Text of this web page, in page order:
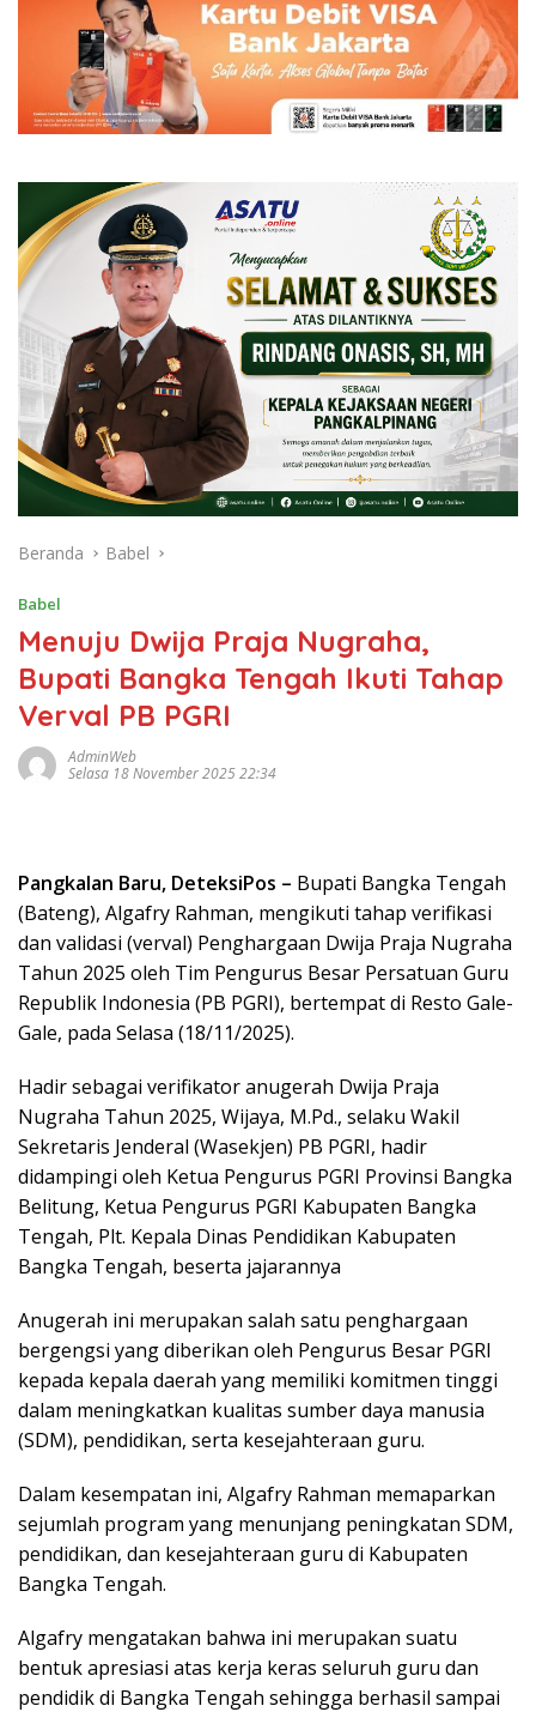
Beranda Babel
Babel
Menuju Dwija Praja Nugraha,
Bupati Bangka Tengah Ikuti Tahap
Verval PB PGRI
AdminWeb
Selasa 18 November 2025 22:34
Pangkalan Baru, DeteksiPos – Bupati Bangka Tengah
(Bateng), Algafry Rahman, mengikuti tahap verifikasi
dan validasi (verval) Penghargaan Dwija Praja Nugraha
Tahun 2025 oleh Tim Pengurus Besar Persatuan Guru
Republik Indonesia (PB PGRI), bertempat di Resto Gale-
Gale, pada Selasa (18/11/2025).
Hadir sebagai verifikator anugerah Dwija Praja
Nugraha Tahun 2025, Wijaya, M.Pd., selaku Wakil
Sekretaris Jenderal (Wasekjen) PB PGRI, hadir
didampingi oleh Ketua Pengurus PGRI Provinsi Bangka
Belitung, Ketua Pengurus PGRI Kabupaten Bangka
Tengah, Plt. Kepala Dinas Pendidikan Kabupaten
Bangka Tengah, beserta jajarannya
Anugerah ini merupakan salah satu penghargaan
bergengsi yang diberikan oleh Pengurus Besar PGRI
kepada kepala daerah yang memiliki komitmen tinggi
dalam meningkatkan kualitas sumber daya manusia
(SDM), pendidikan, serta kesejahteraan guru.
Dalam kesempatan ini, Algafry Rahman memaparkan
sejumlah program yang menunjang peningkatan SDM,
pendidikan, dan kesejahteraan guru di Kabupaten
Bangka Tengah.
Algafry mengatakan bahwa ini merupakan suatu
bentuk apresiasi atas kerja keras seluruh guru dan
pendidik di Bangka Tengah sehingga berhasil sampai